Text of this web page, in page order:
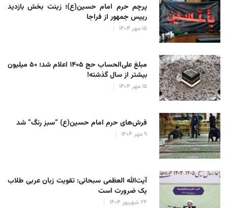
پرچم حرم امام حسین(ع)؛ زینت بخش بازدید
رییس جمهور از فراجا
۱۵ مهر ۱۴۰۴
مبلغ علی‌الحساب حج ۱۴۰۵ اعلام شد؛ ۵۰ میلیون
بیشتر از سال گذشته!
۱۵ مهر ۱۴۰۴
فرش‌های حرم امام حسین(ع) “سبز رنگ” شد
۹ مهر ۱۴۰۴
آیت‌الله العظمی سبحانی: تقویت زبان عربی طلاب
یک ضرورت است
۲۴ شهریور ۱۴۰۴